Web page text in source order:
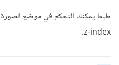
z-index.